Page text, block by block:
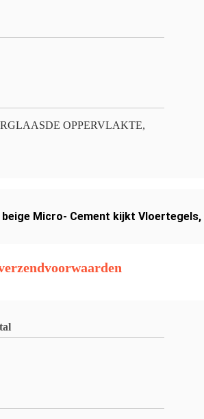
OPPERVLAKTE,
beige Micro- Cement kijkt Vloertegels,